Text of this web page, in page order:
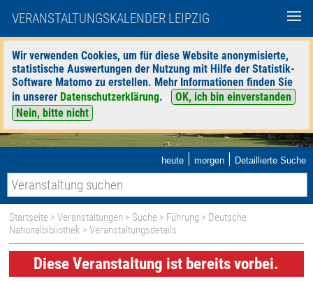
VERANSTALTUNGSKALENDER LEIPZIG
Wir verwenden Cookies, um für diese Website anonymisierte,
statistische Auswertungen der Nutzung mit Hilfe der Statistik-
Software Matomo zu erstellen. Mehr Informationen finden Sie
in unserer Datenschutzerklärung.
OK, ich bin einverstanden
Nein, bitte nicht
heute | morgen | Detaillierte Suche
Startseite >Veranstaltungen > Suche > Führung > Deutsche
Nationalbibliothek > Veranstaltungsdetails
Diese Veranstaltung ist bereits vorbei.